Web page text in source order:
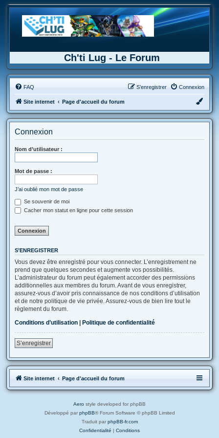
Ch'ti Lug - Le Forum
FAQ Connexion
S’enregistrer
Site internet Page d'accueil du forum
Connexion
Nom d’utilisateur :
Mot de passe :
J’ai oublié mon mot de passe
Se souvenir de moi
Cacher mon statut en ligne pour cette session
S’ENREGISTRER
Vous devez être enregistré pour vous connecter. L’enregistrement ne
prend que quelques secondes et augmente vos possibilités.
L’administrateur du forum peut également accorder des permissions
additionnelles aux membres du forum. Avant de vous enregistrer,
assurez-vous d’avoir pris connaissance de nos conditions d’utilisation
et de notre politique de vie privée. Assurez-vous de bien lire tout le
règlement du forum.
Conditions d’utilisation | Politique de confidentialité
S’enregistrer
Site internet Page d'accueil du forum
Aero style developed for phpBB
Développé par phpBB® Forum Software © phpBB Limited
Traduit par phpBB-fr.com
Confidentialité | Conditions